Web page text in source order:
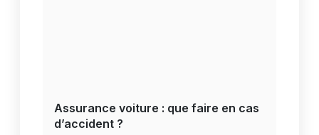
Assurance voiture : que faire en cas
d’accident ?